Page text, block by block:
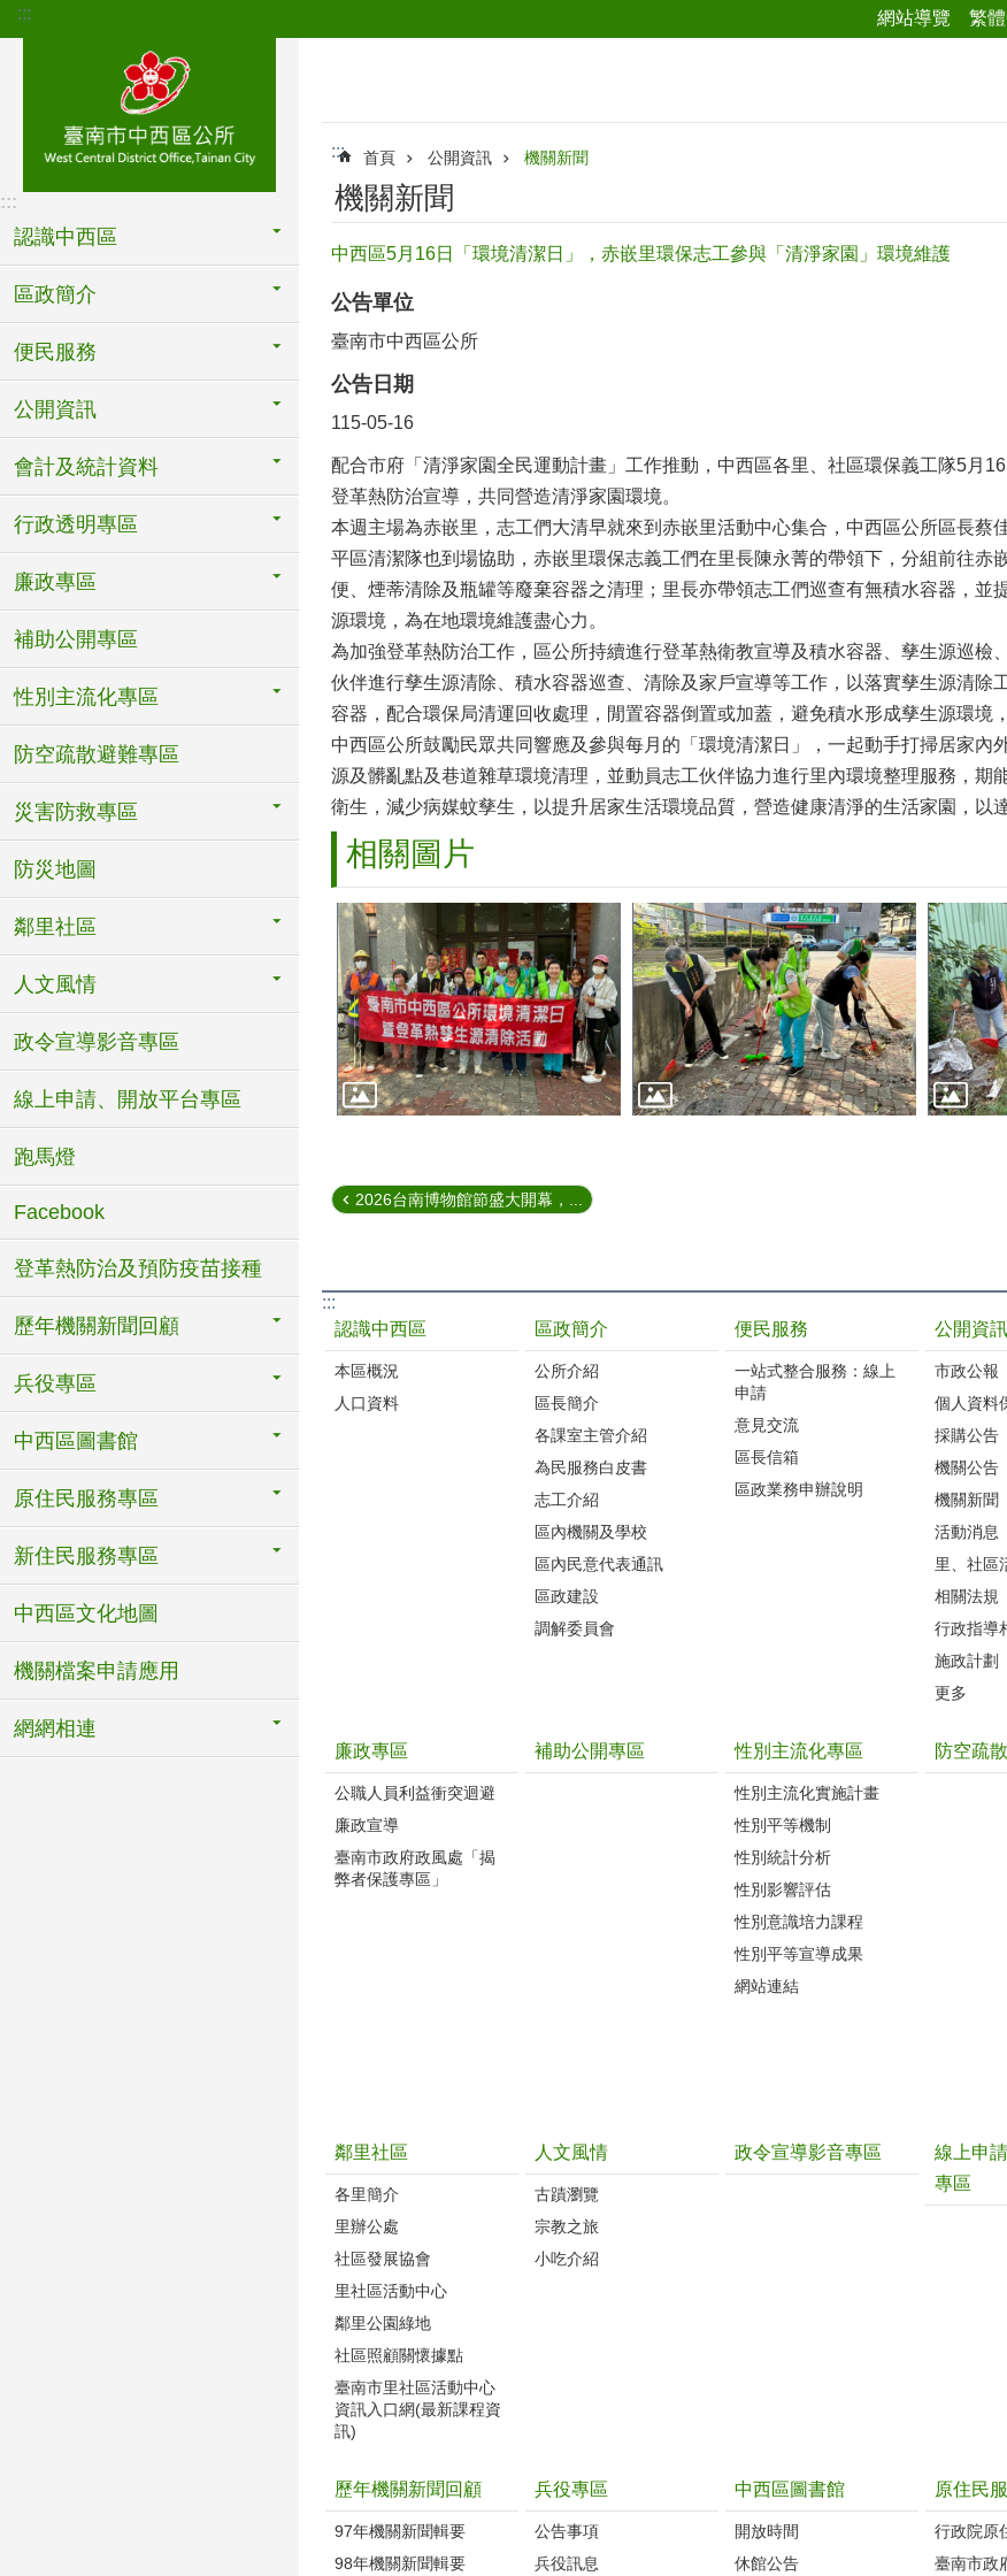
跳到主要內容區塊
::: 網站導覽 繁
:::
認識中西區
區政簡介
便民服務
公開資訊
會計及統計資料
行政透明專區
廉政專區
補助公開專區
性別主流化專區
防空疏散避難專區
災害防救專區
防災地圖
鄰里社區
人文風情
政令宣導影音專區
線上申請、開放平台專區
跑馬燈
Facebook
登革熱防治及預防疫苗接種
歷年機關新聞回顧
兵役專區
中西區圖書館
原住民服務專區
新住民服務專區
中西區文化地圖
機關檔案申請應用
網網相連
::: 首頁 公開資訊 機關新聞
機關新聞
中西區5月16日「環境清潔日」，赤嵌里環保志工參與「清淨家園」環境維護
公告單位
臺南市中西區公所
公告日期
115-05-16
配合市府「清淨家園全民運動計畫」工作推動，中西區各里、社區環保義工隊5月
登革熱防治宣導，共同營造清淨家園環境。
本週主場為赤嵌里，志工們大清早就來到赤嵌里活動中心集合，中西區公所區長
平區清潔隊也到場協助，赤嵌里環保志義工們在里長陳永菁的帶領下，分組前往
便、煙蒂清除及瓶罐等廢棄容器之清理；里長亦帶領志工們巡查有無積水容器，
源環境，為在地環境維護盡心力。
為加強登革熱防治工作，區公所持續進行登革熱衛教宣導及積水容器、孳生源巡
伙伴進行孳生源清除、積水容器巡查、清除及家戶宣導等工作，以落實孳生源清
容器，配合環保局清運回收處理，閒置容器倒置或加蓋，避免積水形成孳生源環境
中西區公所鼓勵民眾共同響應及參與每月的「環境清潔日」，一起動手打掃居家
源及髒亂點及巷道雜草環境清理，並動員志工伙伴協力進行里內環境整理服務，
衛生，減少病媒蚊孳生，以提升居家生活環境品質，營造健康清淨的生活家園，以
相關圖片
2026台南博物館節盛大開幕，...
:::
認識中西區
本區概況
人口資料
區政簡介
公所介紹
區長簡介
各課室主管介紹
為民服務白皮書
志工介紹
區內機關及學校
區內民意代表通訊
區政建設
調解委員會
便民服務
一站式整合服務：線上
申請
意見交流
區長信箱
區政業務申辦說明
公開資訊
市政公報
個人資料
採購公告
機關公告
機關新聞
活動消息
里、社區
相關法規
行政指導
施政計劃
更多
廉政專區
公職人員利益衝突迴避
廉政宣導
臺南市政府政風處「揭
弊者保護專區」
補助公開專區 性別主流化專區
性別主流化實施計畫
性別平等機制
性別統計分析
性別影響評估
性別意識培力課程
性別平等宣導成果
網站連結
防空疏
鄰里社區
各里簡介
里辦公處
社區發展協會
里社區活動中心
鄰里公園綠地
社區照顧關懷據點
臺南市里社區活動中心
資訊入口網(最新課程資
訊)
人文風情
古蹟瀏覽
宗教之旅
小吃介紹
政令宣導影音專區
線上申
專區
歷年機關新聞回顧
97年機關新聞輯要
98年機關新聞輯要
兵役專區
公告事項
兵役訊息
中西區圖書館
開放時間
休館公告
原住民
行政院原
臺南市政